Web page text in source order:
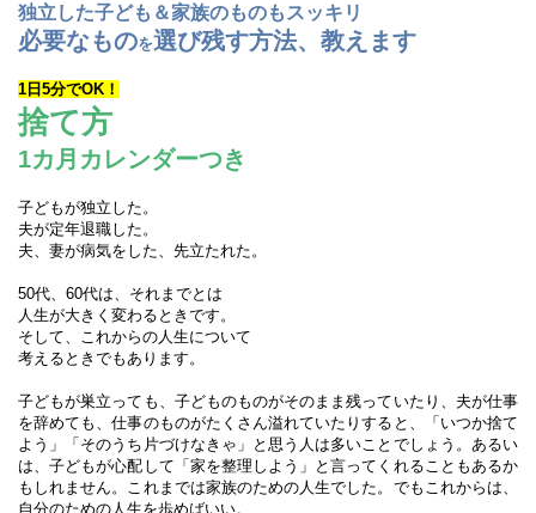
独立した子ども＆家族のものもスッキリ
必要なものを選び残す方法、教えます
1日5分でOK！
捨て方
1カ月カレンダーつき
子どもが独立した。
夫が定年退職した。
夫、妻が病気をした、先立たれた。
50代、60代は、それまでとは
人生が大きく変わるときです。
そして、これからの人生について
考えるときでもあります。
子どもが巣立っても、子どものものがそのまま残っていたり、夫が仕事
を辞めても、仕事のものがたくさん溢れていたりすると、「いつか捨て
よう」「そのうち片づけなきゃ」と思う人は多いことでしょう。あるい
は、子どもが心配して「家を整理しよう」と言ってくれることもあるか
もしれません。これまでは家族のための人生でした。でもこれからは、
自分のための人生を歩めばいい。